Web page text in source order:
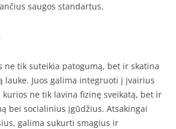
saugos standartus.
ne tik suteikia patogumą, bet ir skatina
lauke. Juos galima integruoti į įvairius
ne tik lavina fizinę sveikatą, bet ir
bei socialinius įgūdžius. Atsakingai
galima sukurti smagius ir